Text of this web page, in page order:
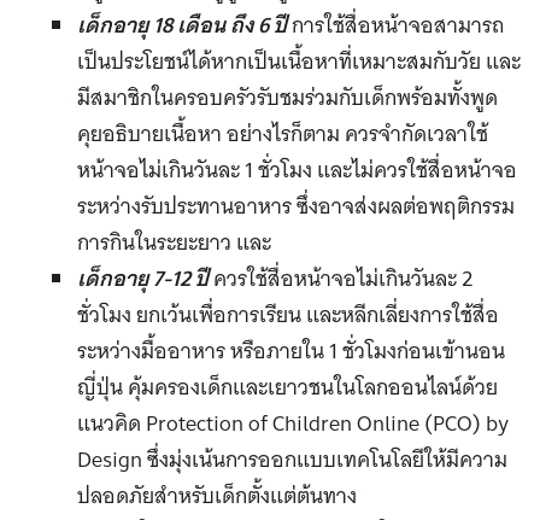
เด็กอายุ 18 เดือน ถึง 6 ปีการใช้สื่อหน้าจอสามารถ
เป็นประโยชน์ได้หากเป็นเนื้อหาที่เหมาะสมกับวัย และ
มีสมาชิกในครอบครัวรับชมร่วมกับเด็กพร้อมทั้งพูด
คุยอธิบายเนื้อหา อย่างไรก็ตาม ควรจำกัดเวลาใช้
หน้าจอไม่เกินวันละ 1 ชั่วโมง และไม่ควรใช้สื่อหน้าจอ
ระหว่างรับประทานอาหาร ซึ่งอาจส่งผลต่อพฤติกรรม
การกินในระยะยาว และ
เด็กอายุ 7-12 ปีควรใช้สื่อหน้าจอไม่เกินวันละ 2
ชั่วโมง ยกเว้นเพื่อการเรียน และหลีกเลี่ยงการใช้สื่อ
ระหว่างมื้ออาหาร หรือภายใน 1 ชั่วโมงก่อนเข้านอน
ญี่ปุ่น คุ้มครองเด็กและเยาวชนในโลกออนไลน์ด้วย
แนวคิด Protection of Children Online (PCO) by
Design ซึ่งมุ่งเน้นการออกแบบเทคโนโลยีให้มีความ
ปลอดภัยสำหรับเด็กตั้งแต่ต้นทาง